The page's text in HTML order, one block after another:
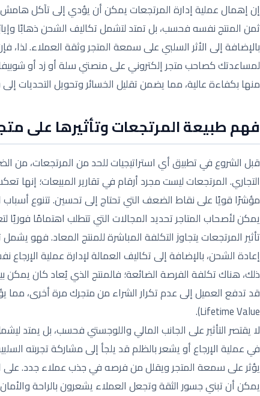
إن إهمال عملية إدارة المرتجعات يمكن أن يؤدي إلى تآكل هامش
ثمن المنتج نفسه فحسب، بل تمتد لتشمل تكاليف الشحن ذهابًا
بالإضافة إلى الأثر السلبي على سمعة المتجر وثقة العملاء.
لمساعدتك كصاحب متجر إلكتروني على منصتي سلة أو زد أو
منها بكفاءة عالية، مما يضمن تقليل الخسائر وتحويل التحديات
فهم طبيعة المرتجعات وتأثيرها على
قبل الشروع في تطبيق أي استراتيجيات للحد من المرتجعات، من
التجاري. المرتجعات ليست مجرد أرقام في تقارير المبيعات؛
مؤشرًا قويًا على نقاط الضعف التي تحتاج إلى تحسين. تتنوع
يمكن لأصحاب المتاجر تحديد المجالات التي تتطلب اهتمامًا فوريًا
تأثير المرتجعات يتجاوز التكلفة المباشرة للمنتج المعاد. فهو
إعادة الشحن، بالإضافة إلى تكاليف العمالة لإدارة عملية
ذلك، هناك تكلفة الفرصة الضائعة؛ فالمنتج الذي يُعاد كان يمكن
Lifetime Value).
لا يقتصر التأثير على الجانب المالي واللوجستي فحسب، بل يمتد
في عملية الإرجاع أو يشعر بالظلم قد يلجأ إلى مشاركة تجربته
يؤثر على سمعة المتجر ويقلل من فرصه في جذب عملاء جدد.
يمكن أن تبني جسور الثقة وتجعل العملاء يشعرون بالراحة